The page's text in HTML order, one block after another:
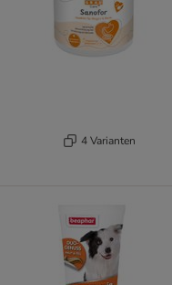
4 Varianten